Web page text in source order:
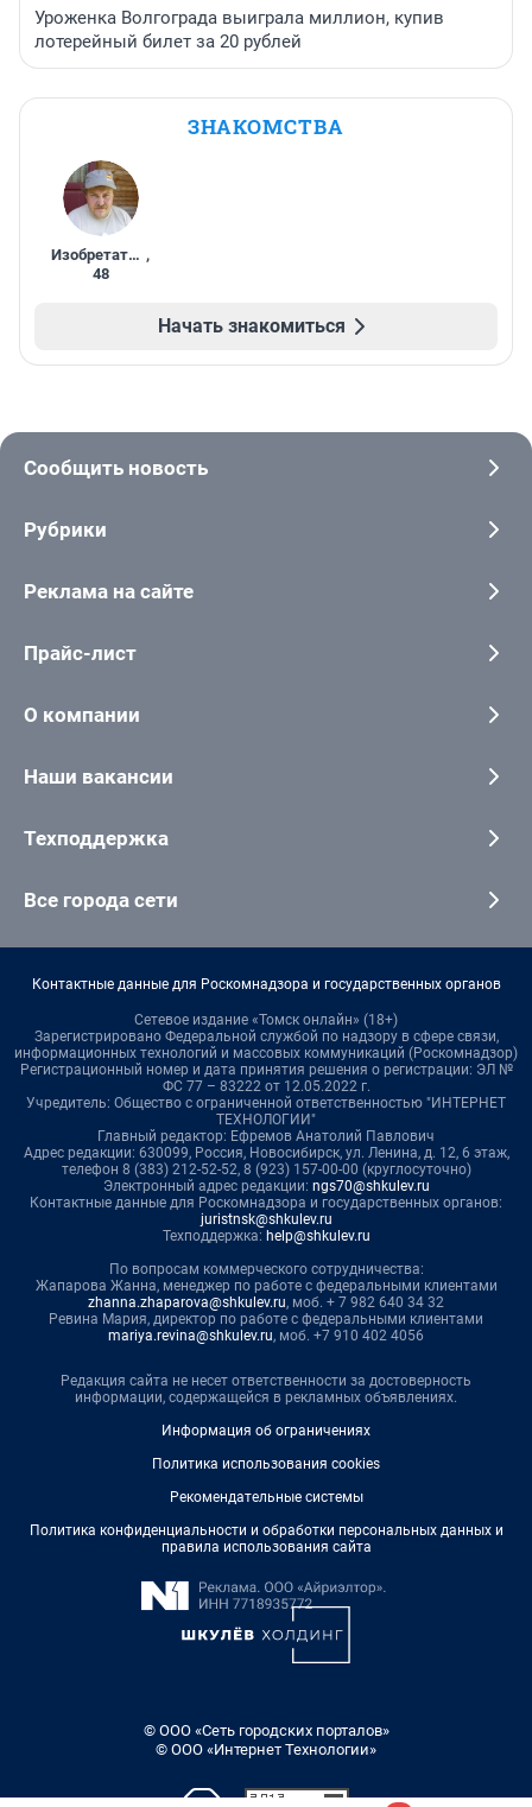
Уроженка Волгограда выиграла миллион, купив
лотерейный билет за 20 рублей
ЗНАКОМСТВА
Изобретатель ,
48
Начать знакомиться
Сообщить новость
Рубрики
Реклама на сайте
Прайс-лист
О компании
Наши вакансии
Техподдержка
Все города сети
Контактные данные для Роскомнадзора и государственных органов
Сетевое издание «Томск онлайн» (18+)
Зарегистрировано Федеральной службой по надзору в сфере связи,
информационных технологий и массовых коммуникаций (Роскомнадзор)
Регистрационный номер и дата принятия решения о регистрации: ЭЛ №
ФС 77 – 83222 от 12.05.2022 г.
Учредитель: Общество с ограниченной ответственностью "ИНТЕРНЕТ
ТЕХНОЛОГИИ"
Главный редактор: Ефремов Анатолий Павлович
Адрес редакции: 630099, Россия, Новосибирск, ул. Ленина, д. 12, 6 этаж,
телефон 8 (383) 212-52-52, 8 (923) 157-00-00 (круглосуточно)
Электронный адрес редакции: ngs70@shkulev.ru
Контактные данные для Роскомнадзора и государственных органов:
juristnsk@shkulev.ru
Техподдержка: help@shkulev.ru
По вопросам коммерческого сотрудничества:
Жапарова Жанна, менеджер по работе с федеральными клиентами
zhanna.zhaparova@shkulev.ru, моб. + 7 982 640 34 32
Ревина Мария, директор по работе с федеральными клиентами
mariya.revina@shkulev.ru, моб. +7 910 402 4056
Редакция сайта не несет ответственности за достоверность
информации, содержащейся в рекламных объявлениях.
Информация об ограничениях
Политика использования cookies
Рекомендательные системы
Политика конфиденциальности и обработки персональных данных и
правила использования сайта
© ООО «Сеть городских порталов»
© ООО «Интернет Технологии»